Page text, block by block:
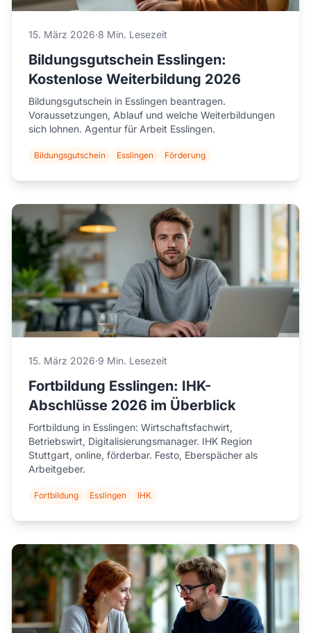
15. März 2026·8 Min. Lesezeit
Bildungsgutschein Esslingen:
Kostenlose Weiterbildung 2026
Bildungsgutschein in Esslingen beantragen.
Voraussetzungen, Ablauf und welche Weiterbildungen
sich lohnen. Agentur für Arbeit Esslingen.
Bildungsgutschein Esslingen Förderung
15. März 2026·9 Min. Lesezeit
Fortbildung Esslingen: IHK-
Abschlüsse 2026 im Überblick
Fortbildung in Esslingen: Wirtschaftsfachwirt,
Betriebswirt, Digitalisierungsmanager. IHK Region
Stuttgart, online, förderbar. Festo, Eberspächer als
Arbeitgeber.
Fortbildung Esslingen IHK